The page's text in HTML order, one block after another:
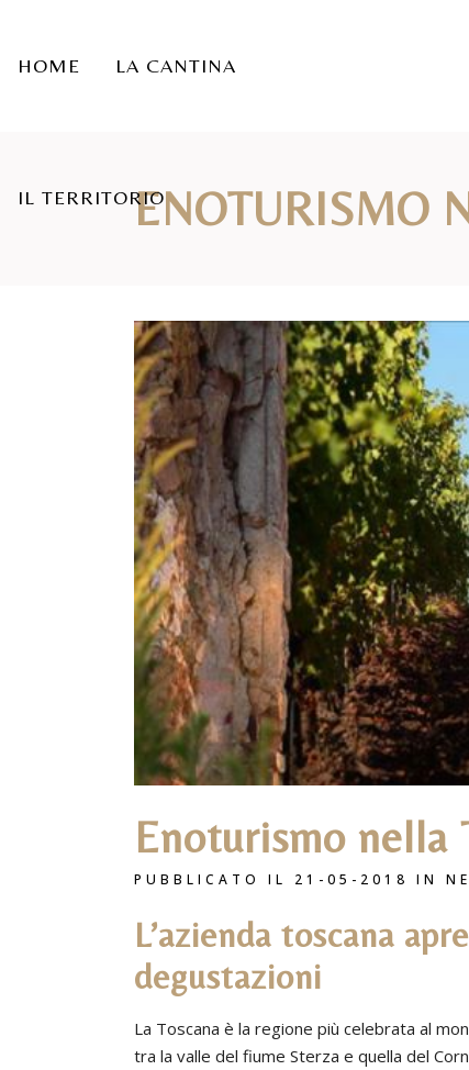
HOME LA CANTINA
IL TERRITORIOENOTURISMO
Enoturismo nella
PUBBLICATO IL 21-05-2018 IN
L’azienda toscana
degustazioni
La Toscana è la regione più celebrata al
tra la valle del fiume Sterza e quella del